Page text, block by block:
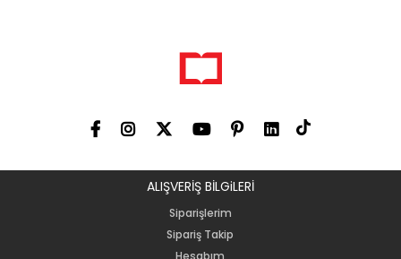
ALIŞVERİŞ BİLGiLERİ
Siparişlerim
Sipariş Takip
Hesabım